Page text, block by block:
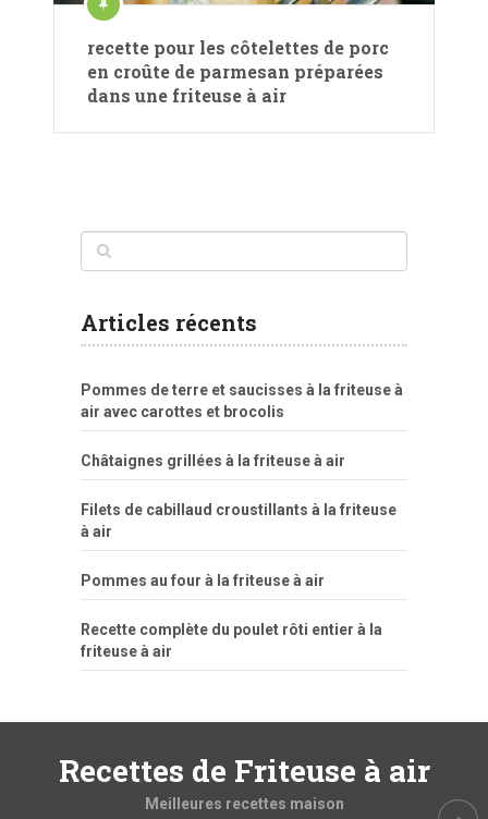
recette pour les côtelettes de porc
en croûte de parmesan préparées
dans une friteuse à air
Articles récents
Pommes de terre et saucisses à la friteuse à
air avec carottes et brocolis
Châtaignes grillées à la friteuse à air
Filets de cabillaud croustillants à la friteuse
à air
Pommes au four à la friteuse à air
Recette complète du poulet rôti entier à la
friteuse à air
Recettes de Friteuse à air
Meilleures recettes maison